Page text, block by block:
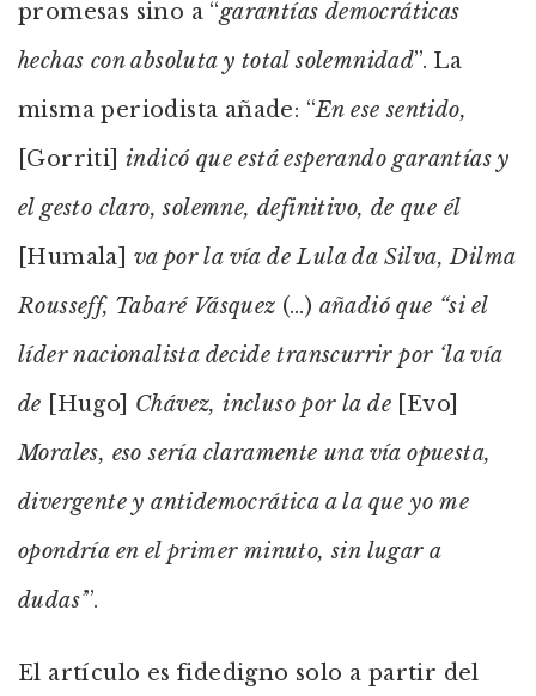
promesas sino a “garantías democráticas
hechas con absoluta y total solemnidad”. La
misma periodista añade: “En ese sentido,
[Gorriti] indicó que está esperando garantías y
el gesto claro, solemne, definitivo, de que él
[Humala] va por la vía de Lula da Silva, Dilma
Rousseff, Tabaré Vásquez (…) añadió que “si el
líder nacionalista decide transcurrir por ‘la vía
de
[Hugo] Chávez, incluso por la de [Evo]
Morales, eso sería claramente una vía opuesta,
divergente y antidemocrática a la que yo me
opondría en el primer minuto, sin lugar a
dudas’”.
El artículo es fidedigno solo a partir del